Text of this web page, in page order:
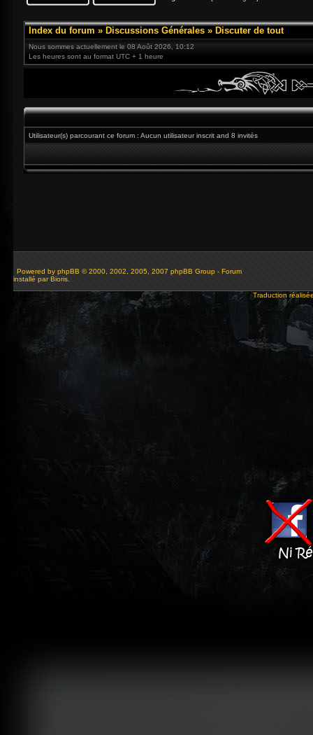
Index du forum » Discussions Générales » Discuter de tout
Nous sommes actuellement le 08 Août 2026, 10:12
Les heures sont au format UTC + 1 heure
Utilisateur(s) parcourant ce forum : Aucun utilisateur inscrit and 8 invités
Powered by phpBB © 2000, 2002, 2005, 2007 phpBB Group - Forum
installé par Bioris.
Traduction